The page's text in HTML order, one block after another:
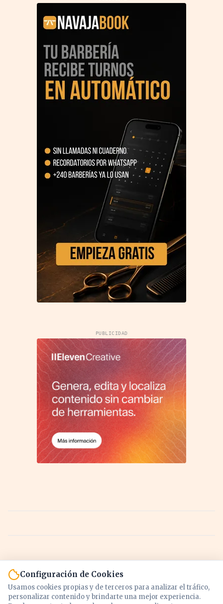
PUBLICIDAD
Configuración de Cookies
Usamos cookies propias y de terceros para analizar el tráfico,
personalizar contenido y brindarte una mejor experiencia.